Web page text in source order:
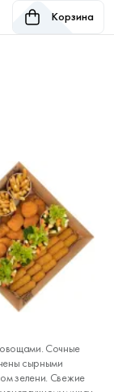
Корзина
Сочные
сырными
зелени. Свежие